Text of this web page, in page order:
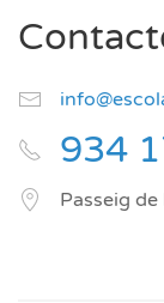
934
Passeig